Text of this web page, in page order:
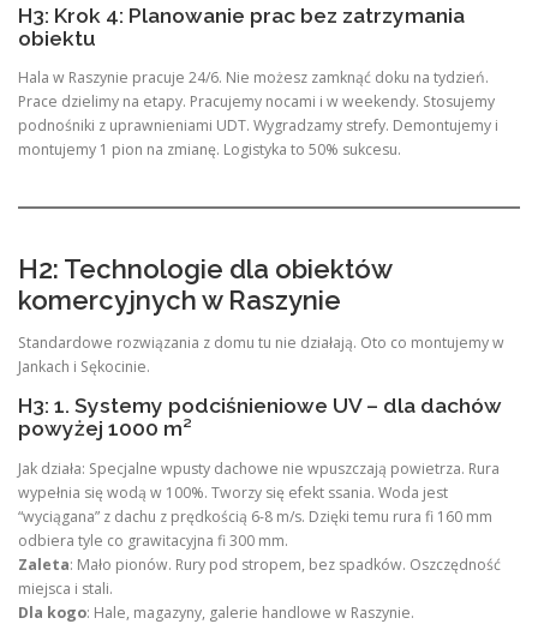
H3: Krok 4: Planowanie prac bez zatrzymania
obiektu
Hala w Raszynie pracuje 24/6. Nie możesz zamknąć doku na tydzień.
Prace dzielimy na etapy. Pracujemy nocami i w weekendy. Stosujemy
podnośniki z uprawnieniami UDT. Wygradzamy strefy. Demontujemy i
montujemy 1 pion na zmianę. Logistyka to 50% sukcesu.
H2: Technologie dla obiektów
komercyjnych w Raszynie
Standardowe rozwiązania z domu tu nie działają. Oto co montujemy w
Jankach i Sękocinie.
H3: 1. Systemy podciśnieniowe UV – dla dachów
powyżej 1000 m²
Jak działa: Specjalne wpusty dachowe nie wpuszczają powietrza. Rura
wypełnia się wodą w 100%. Tworzy się efekt ssania. Woda jest
“wyciągana” z dachu z prędkością 6-8 m/s. Dzięki temu rura fi 160 mm
odbiera tyle co grawitacyjna fi 300 mm.
Zaleta: Mało pionów. Rury pod stropem, bez spadków. Oszczędność
miejsca i stali.
Dla kogo: Hale, magazyny, galerie handlowe w Raszynie.